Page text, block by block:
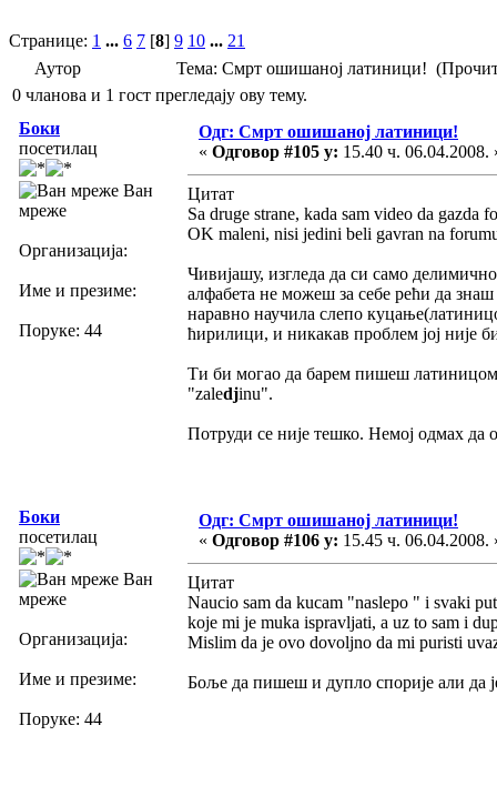
Странице: 1 ... 6 7 [8] 9 10 ... 21
Аутор
Тема: Смрт ошишаној латиници!
0 чланова и 1 гост прегледају ову тему.
Боки
посетилац
Ван
мреже
Организација:
Име и презиме:
Поруке: 44
Одг: Смрт ошишаној латиници!
« Одговор #105 у: 15.40 ч. 06.04.2008.
Цитат
Sa druge strane, kada sam video da gazda
OK maleni, nisi jedini beli gavran na
Чивијашу, изгледа да си само
алфабета не можеш за себе рећи да
наравно научила слепо
ћирилици, и никакав проблем јој није
Ти би могао да барем пишеш латиницом
"zaledjinu".
Потруди се није тешко. Немој одмах да
Боки
посетилац
Ван
мреже
Организација:
Име и презиме:
Поруке: 44
Одг: Смрт ошишаној латиници!
« Одговор #106 у: 15.45 ч. 06.04.2008.
Цитат
Naucio sam da kucam "naslepo " i svaki
koje mi je muka ispravljati, a uz to sam i
Mislim da je ovo dovoljno da mi puristi
Боље да пишеш и дупло спорије али да